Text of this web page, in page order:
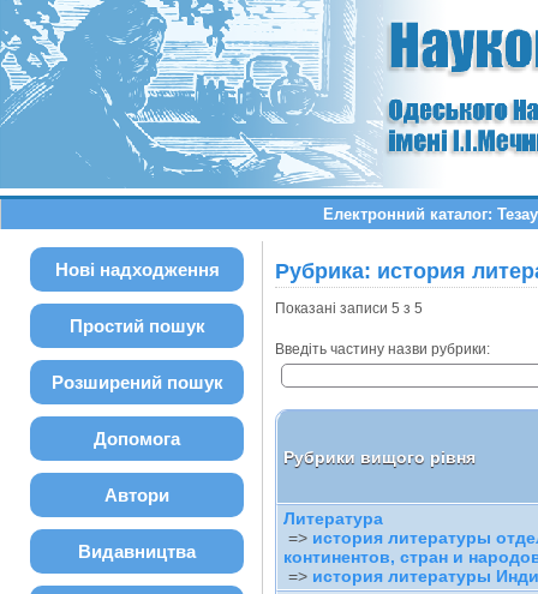
Електронний каталог:
Нові надходження
Простий пошук
Розширений пошук
Допомога
Автори
Видавництва
Рубрика: история
Показані записи 5 з 5
Введіть частину назви рубрики:
Рубрики вищого рівня
Литература
=> история литературы
континентов, стран и
=> история литературы